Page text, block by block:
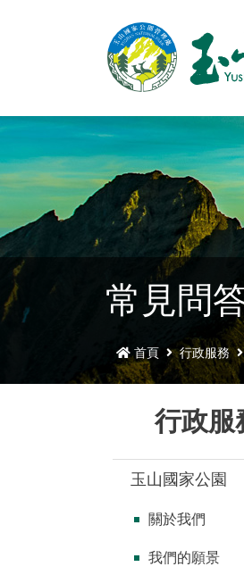
常見問
首頁 行政服務
行政服
玉山國家公園
關於我們
我們的願景